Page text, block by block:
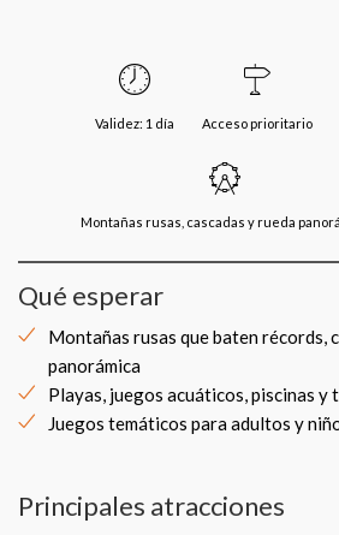
Validez: 1 día Acceso prioritario
Montañas rusas, cascadas y rueda
Qué esperar
Montañas rusas que baten récords,
panorámica
Playas, juegos acuáticos, piscinas y
Juegos temáticos para adultos y
Principales atracciones